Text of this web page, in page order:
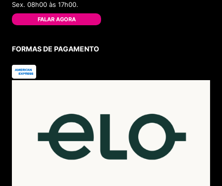
Sex. 08h00 às 17h00.
FALAR AGORA
FORMAS DE PAGAMENTO